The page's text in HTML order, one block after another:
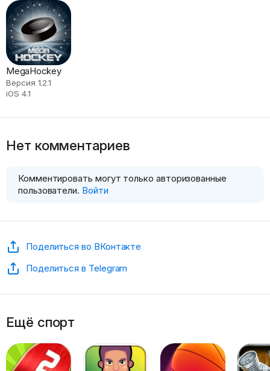
MegaHockey
Версия 1.2.1
iOS 4.1
Нет комментариев
Комментировать могут только авторизованные
пользователи. Войти
Поделиться во ВКонтакте
Поделиться в Telegram
Ещё спорт